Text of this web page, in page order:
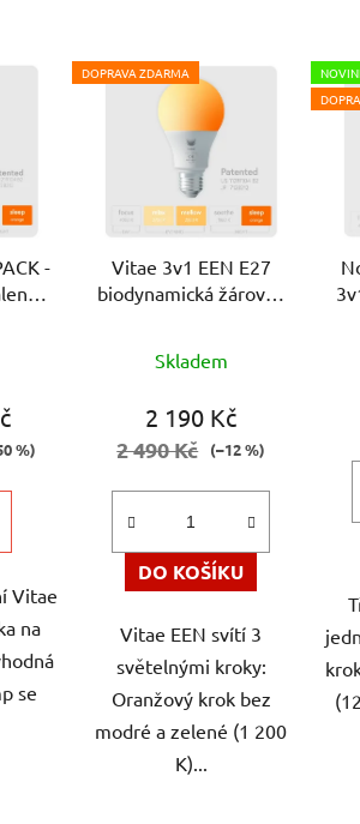
-
%)
Vitae
na
se
DOPRAVA ZDARMA
Vitae 3v1 EEN E27
biodynamická žárovka
hodnocení
produktu
je
5
hvězdiček.
Skladem
2 190 Kč
2 490 Kč (–12 %)
DO KOŠÍKU
Vitae EEN svítí 3
světelnými kroky:
Oranžový krok bez
modré a zelené (1 200
K)...